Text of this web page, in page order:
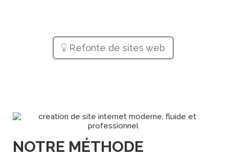
Refonte de sites web
NOTRE MÉTHODE